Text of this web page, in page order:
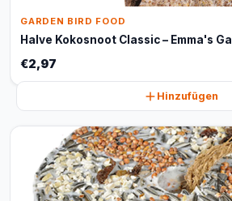
GARDEN BIRD FOOD
Halve Kokosnoot Classic – Emma's
€2,97
Hinzufügen